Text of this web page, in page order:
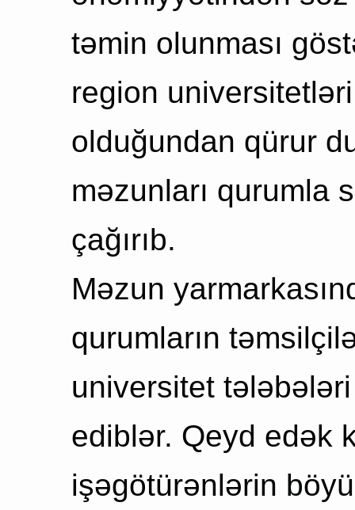
təmin olunması
region
olduğundan qürur
məzunları qurumla
çağırıb.
Məzun
qurumların
universitet
ediblər. Qeyd edək
işəgötürənlərin